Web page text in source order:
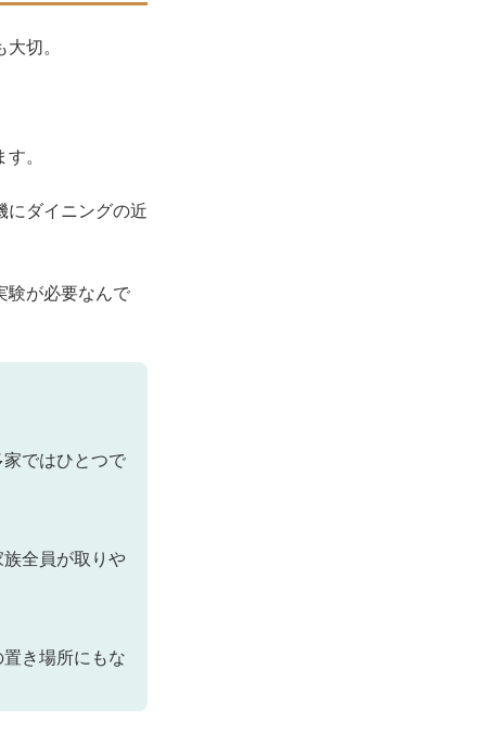
切。
。
にダイニングの近
験が必要なんで
ではひとつで
全員が取りや
き場所にもな